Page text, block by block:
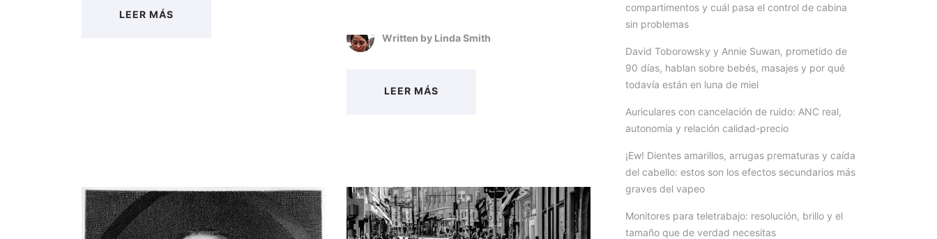
LEER MÁS
Written by Linda Smith
LEER MÁS
compartimentos y cuál pasa el control de cabina
sin problemas
David Toborowsky y Annie Suwan, prometido de
90 días, hablan sobre bebés, masajes y por qué
todavía están en luna de miel
Auriculares con cancelación de ruido: ANC real,
autonomía y relación calidad-precio
¡Ew! Dientes amarillos, arrugas prematuras y caída
del cabello: estos son los efectos secundarios más
graves del vapeo
Monitores para teletrabajo: resolución, brillo y el
tamaño que de verdad necesitas